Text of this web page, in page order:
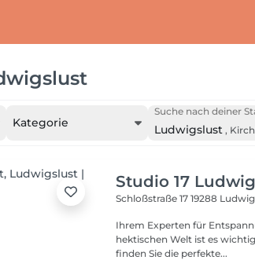
Kategorie
Suche nach deiner
Ludwigslust ,
Studio 17
Schloßstraße 1719288
Ihrem Experten für Entspannung
hektischen Welt ist es
finden Sie die perfekte...